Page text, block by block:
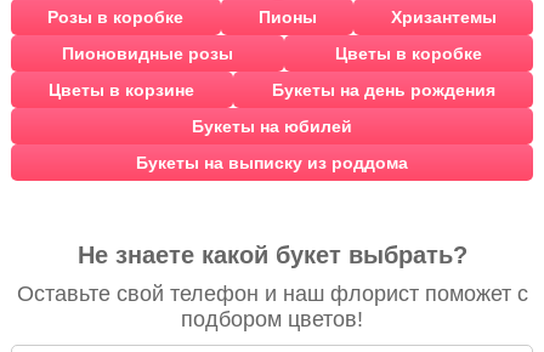
Розы в коробке
Пионы
Хризантемы
Пионовидные розы
Цветы в коробке
Цветы в корзине
Букеты на день рождения
Букеты на юбилей
Букеты на выписку из роддома
Не знаете какой букет выбрать?
Оставьте свой телефон и наш флорист поможет с
подбором цветов!